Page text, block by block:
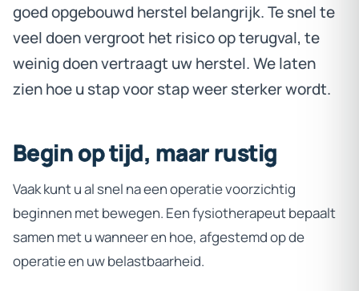
goed opgebouwd herstel belangrijk. Te snel te
veel doen vergroot het risico op terugval, te
weinig doen vertraagt uw herstel. We laten
zien hoe u stap voor stap weer sterker wordt.
Beginoptijd, maarrustig
Vaak kunt u al snel na een operatie voorzichtig
beginnen met bewegen. Een fysiotherapeut bepaalt
samen met u wanneer en hoe, afgestemd op de
operatie en uw belastbaarheid.